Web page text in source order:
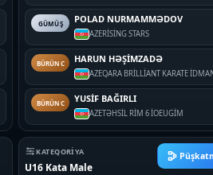
GÜMÜŞ POLAD NURMAMMƏDOV
AZERİSİNG STARS
BÜRÜNC HARUN HƏŞİMZADƏ
AZEQARA BRİLLİANT KARATE
BÜRÜNC YUSİF BAĞIRLI
AZETƏHSİL RİM 6 İOEUGİM
KATEQORIYA
U16 Kata Male